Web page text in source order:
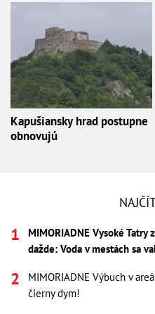
Kapušiansky hrad postupne
obnovujú
MIMORIADNE Vysoké
dažde: Voda v mestách sa
MIMORIADNE Výbuch v
čierny dym!